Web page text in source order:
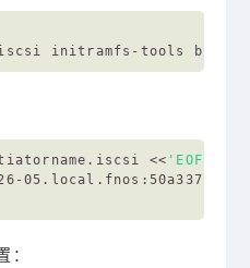
<< 'EOF'
05.local.fnos:50a337b00d